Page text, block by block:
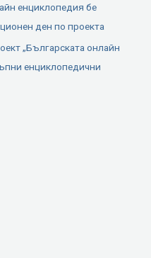
енциклопедия бе
ден по проекта
„Българската онлайн
енциклопедични